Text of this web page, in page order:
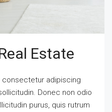
Estate
consectetur adipiscing
Donec non odio
purus, quis rutrum